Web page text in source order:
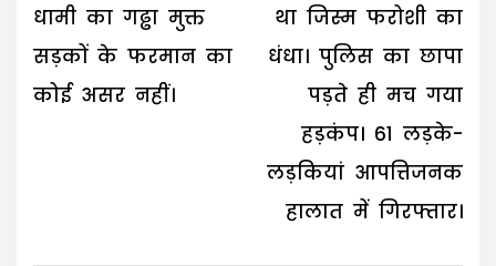
धामी का गढ्ढा मुक्त
सड़कों के फरमान का
कोई असर नहीं।
था जिस्म फरोशी का
धंधा। पुलिस का छापा
पड़ते ही मच गया
हड़कंप। 61 लड़के-
लड़कियां आपत्तिजनक
हालात में गिरफ्तार।